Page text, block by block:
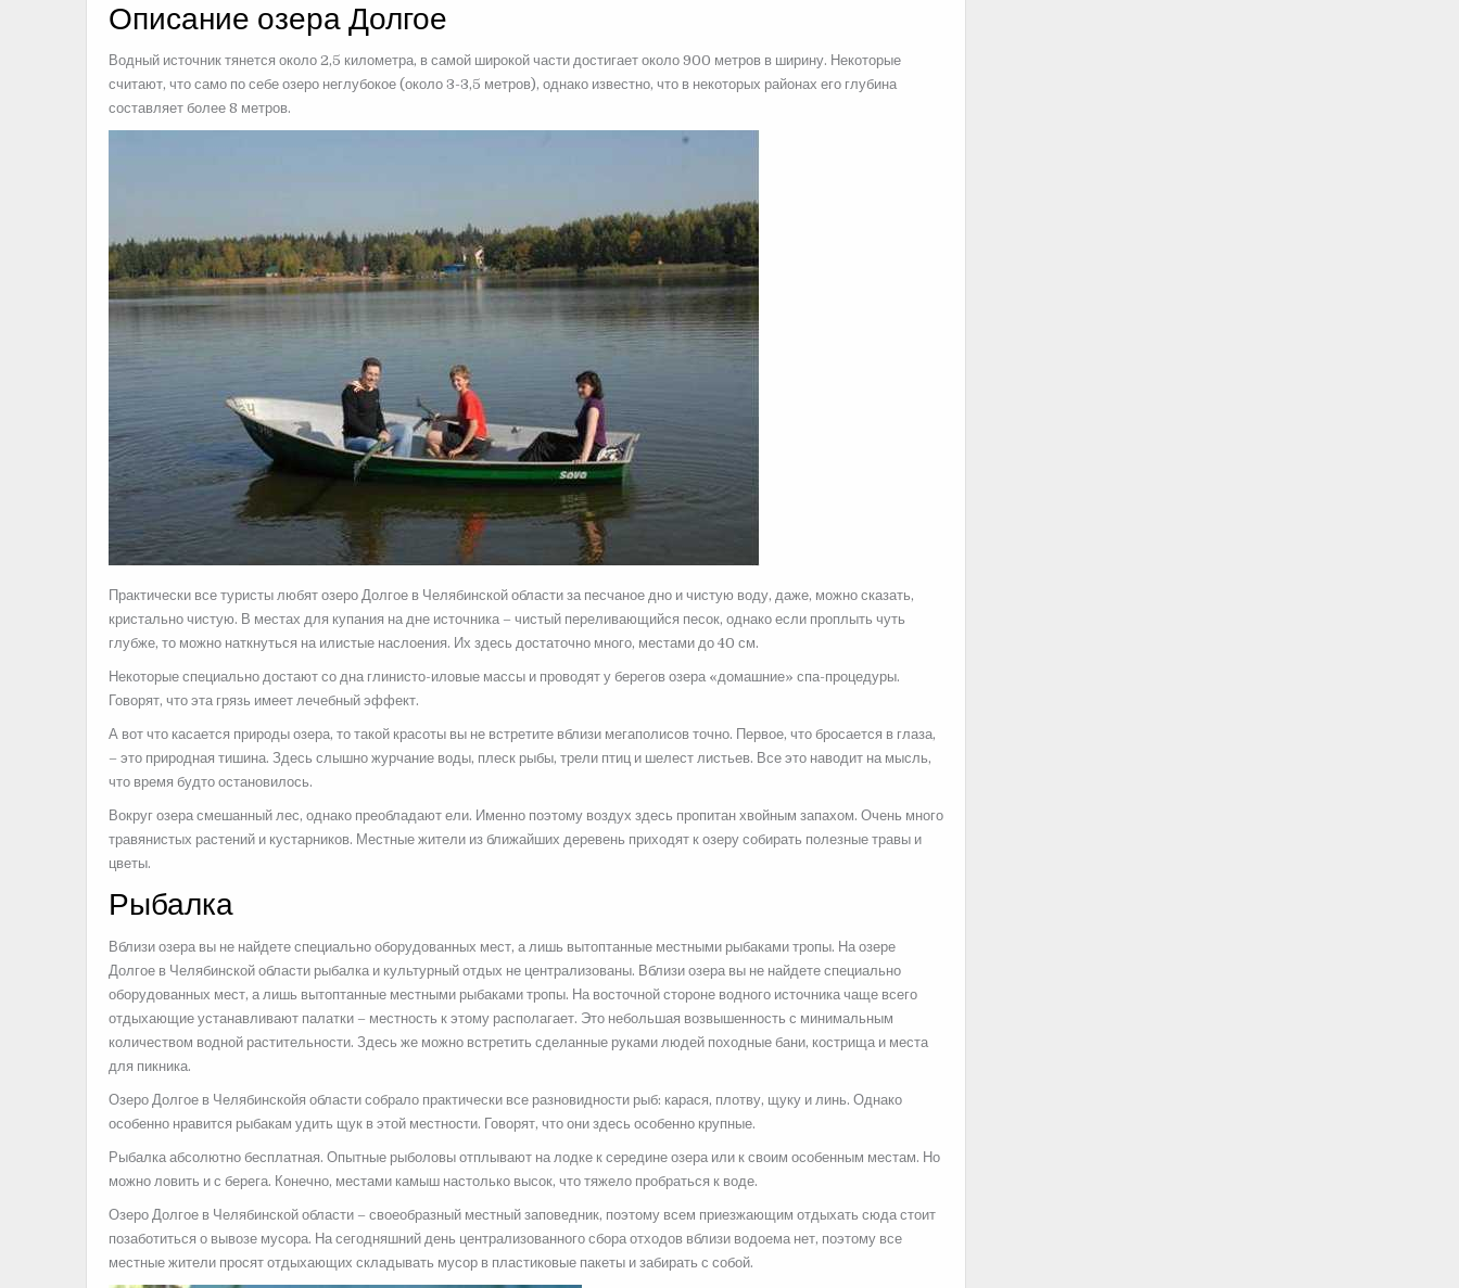
Описание озера Долгое
Водный источник тянется около 2,5 километра, в самой широкой части достигает около 900 метров в ширину. Некоторые
считают, что само по себе озеро неглубокое (около 3-3,5 метров), однако известно, что в некоторых районах его глубина
составляет более 8 метров.
Практически все туристы любят озеро Долгое в Челябинской области за песчаное дно и чистую воду, даже, можно сказать,
кристально чистую. В местах для купания на дне источника – чистый переливающийся песок, однако если проплыть чуть
глубже, то можно наткнуться на илистые наслоения. Их здесь достаточно много, местами до 40 см.
Некоторые специально достают со дна глинисто-иловые массы и проводят у берегов озера «домашние» спа-процедуры.
Говорят, что эта грязь имеет лечебный эффект.
А вот что касается природы озера, то такой красоты вы не встретите вблизи мегаполисов точно. Первое, что бросается в глаза,
– это природная тишина. Здесь слышно журчание воды, плеск рыбы, трели птиц и шелест листьев. Все это наводит на мысль,
что время будто остановилось.
Вокруг озера смешанный лес, однако преобладают ели. Именно поэтому воздух здесь пропитан хвойным запахом. Очень много
травянистых растений и кустарников. Местные жители из ближайших деревень приходят к озеру собирать полезные травы и
цветы.
Рыбалка
Вблизи озера вы не найдете специально оборудованных мест, а лишь вытоптанные местными рыбаками тропы. На озере
Долгое в Челябинской области рыбалка и культурный отдых не централизованы. Вблизи озера вы не найдете специально
оборудованных мест, а лишь вытоптанные местными рыбаками тропы. На восточной стороне водного источника чаще всего
отдыхающие устанавливают палатки – местность к этому располагает. Это небольшая возвышенность с минимальным
количеством водной растительности. Здесь же можно встретить сделанные руками людей походные бани, кострища и места
для пикника.
Озеро Долгое в Челябинскойя области собрало практически все разновидности рыб: карася, плотву, щуку и линь. Однако
особенно нравится рыбакам удить щук в этой местности. Говорят, что они здесь особенно крупные.
Рыбалка абсолютно бесплатная. Опытные рыболовы отплывают на лодке к середине озера или к своим особенным местам. Но
можно ловить и с берега. Конечно, местами камыш настолько высок, что тяжело пробраться к воде.
Озеро Долгое в Челябинской области – своеобразный местный заповедник, поэтому всем приезжающим отдыхать сюда стоит
позаботиться о вывозе мусора. На сегодняшний день централизованного сбора отходов вблизи водоема нет, поэтому все
местные жители просят отдыхающих складывать мусор в пластиковые пакеты и забирать с собой.